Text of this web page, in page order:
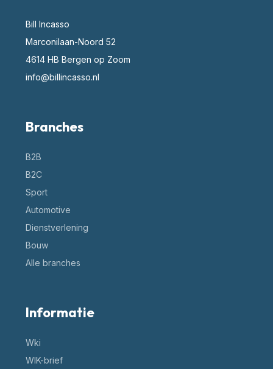
Bill Incasso
Marconilaan-Noord 52
4614 HB Bergen op Zoom
info@billincasso.nl
Branches
B2B
B2C
Sport
Automotive
Dienstverlening
Bouw
Alle branches
Informatie
Wki
WIK-brief